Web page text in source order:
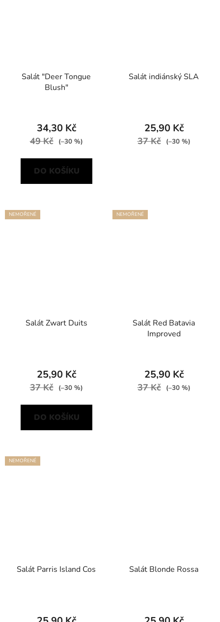
Salát "Deer Tongue
Blush"
34,30 Kč
49 Kč (–30 %)
DO KOŠÍKU
Salát indiánský SLA
25,90 Kč
37 Kč (–30 %)
NEMOŘENÉ
Salát Zwart Duits
25,90 Kč
37 Kč (–30 %)
DO KOŠÍKU
NEMOŘENÉ
Salát Red Batavia
Improved
25,90 Kč
37 Kč (–30 %)
NEMOŘENÉ
Salát Parris Island Cos Salát Blonde Rossa